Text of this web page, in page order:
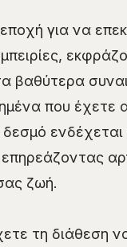
για να
βαθύτερα
που έχετε
ζωή.
τη διάθεση